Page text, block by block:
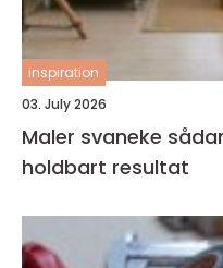
inspiration
03. July 2026
Maler svaneke sådan får du et flot og
holdbart resultat